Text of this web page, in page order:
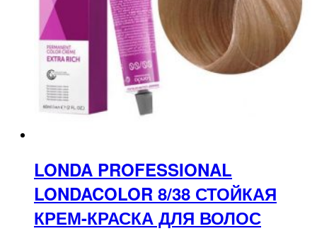
LONDA PROFESSIONAL
LONDACOLOR 8/38 СТОЙКАЯ
КРЕМ-КРАСКА ДЛЯ ВОЛОС